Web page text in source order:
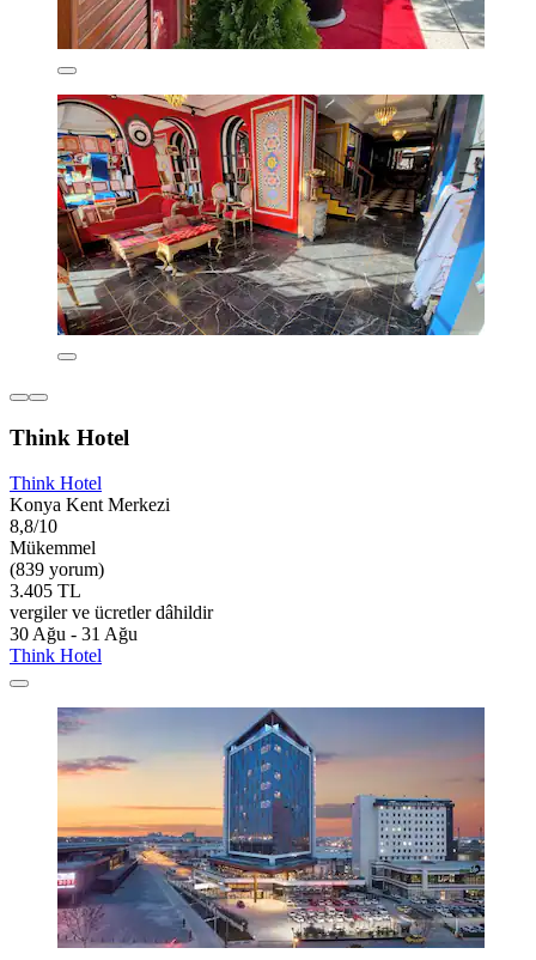
Think Hotel
Think Hotel
Konya Kent Merkezi
8,8/10
Mükemmel
(839 yorum)
3.405 TL
vergiler ve ücretler dâhildir
30 Ağu - 31 Ağu
Think Hotel